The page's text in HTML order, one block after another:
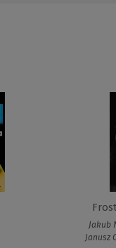
Jakub
Janusz